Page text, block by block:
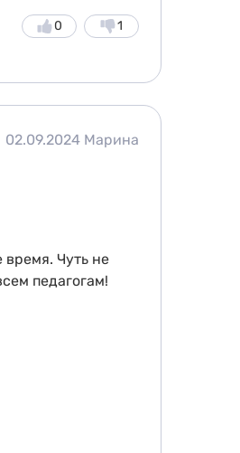
1
0
02.09.2024 Марина
время. Чуть не
педагогам!